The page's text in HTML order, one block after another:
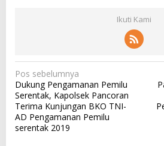
Ikuti Kami
N
a
v
i
Pos sebelumnya
Dukung Pengamanan Pemilu
Serentak, Kapolsek Pancoran
Terima Kunjungan BKO TNI-
AD Pengamanan Pemilu
serentak 2019